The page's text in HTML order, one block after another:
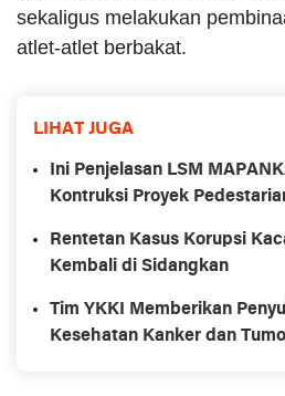
sekaligus melakukan
atlet-atlet berbakat.
LIHAT JUGA
Ini Penjelasan LSM
Kontruksi Proyek
Rentetan Kasus Korupsi
Kembali di Sidangkan
Tim YKKI Memberikan
Kesehatan Kanker dan